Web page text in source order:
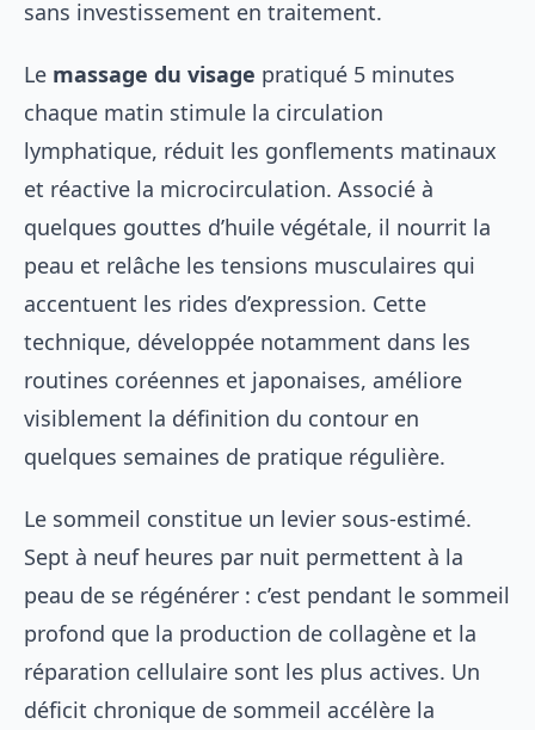
sans investissement en traitement.
Le massage du visage pratiqué 5 minutes
chaque matin stimule la circulation
lymphatique, réduit les gonflements matinaux
et réactive la microcirculation. Associé à
quelques gouttes d’huile végétale, il nourrit la
peau et relâche les tensions musculaires qui
accentuent les rides d’expression. Cette
technique, développée notamment dans les
routines coréennes et japonaises, améliore
visiblement la définition du contour en
quelques semaines de pratique régulière.
Le sommeil constitue un levier sous-estimé.
Sept à neuf heures par nuit permettent à la
peau de se régénérer : c’est pendant le sommeil
profond que la production de collagène et la
réparation cellulaire sont les plus actives. Un
déficit chronique de sommeil accélère la